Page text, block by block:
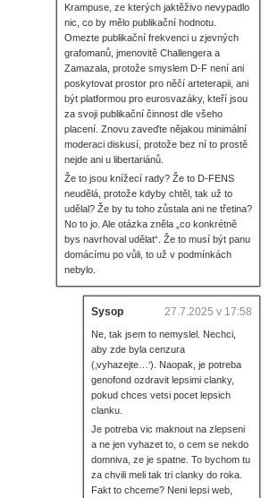
Krampuse, ze kterých jaktěživo nevypadlo
nic, co by mělo publikační hodnotu.
Omezte publikační frekvenci u zjevných
grafomanů, jmenovitě Challengera a
Zamazala, protože smyslem D-F není ani
poskytovat prostor pro něčí arteterapii, ani
být platformou pro eurosvazáky, kteří jsou
za svoji publikační činnost dle všeho
placení. Znovu zaveďte nějakou minimální
moderaci diskusí, protože bez ní to prostě
nejde ani u libertariánů.
Že to jsou knížecí rady? Že to D-FENS
neudělá, protože kdyby chtěl, tak už to
udělal? Že by tu toho zůstala ani ne třetina?
No to jo. Ale otázka zněla „co konkrétně
bys navrhoval udělat“. Že to musí být panu
domácímu po vůli, to už v podmínkách
nebylo.
Sysop 27.7.2025 v 17:58
Ne, tak jsem to nemyslel. Nechci,
aby zde byla cenzura
(‚vyhazejte…‘). Naopak, je potreba
genofond ozdravit lepsimi clanky,
pokud chces vetsi pocet lepsich
clanku.
Je potreba vic maknout na zlepseni
a ne jen vyhazet to, o cem se nekdo
domniva, ze je spatne. To bychom tu
za chvili meli tak tri clanky do roka.
Fakt to chceme? Neni lepsi web,